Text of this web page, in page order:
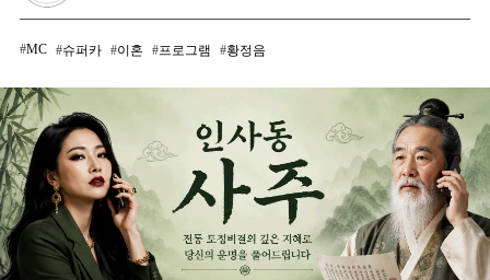
MC 슈퍼카 이혼 프로그램 황정음